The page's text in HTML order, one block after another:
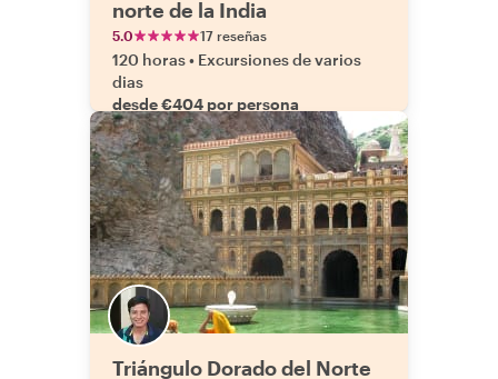
norte de la India
5.0 17 reseñas
120 horas• Excursiones de varios
dias
desde €404 por persona
Triángulo Dorado del Norte